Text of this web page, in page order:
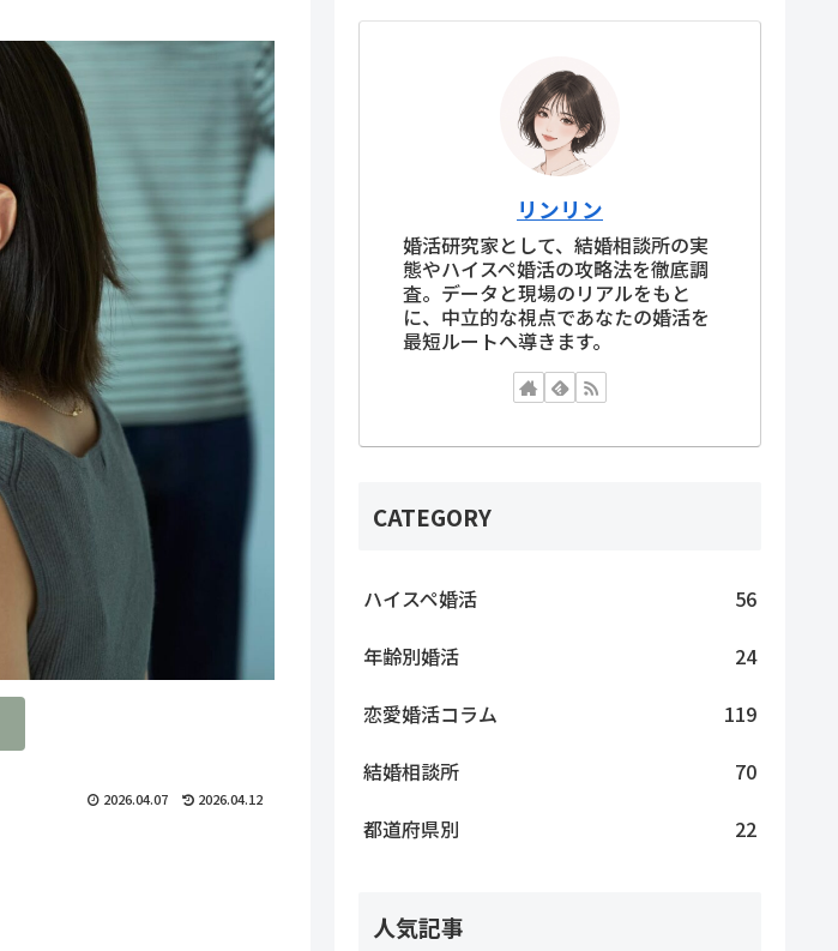
2026.04.07 2026.04.12
リンリン
婚活研究家として、結婚相談所の実
態やハイスペ婚活の攻略法を徹底調
査。データと現場のリアルをもと
に、中立的な視点であなたの婚活を
最短ルートへ導きます。
CATEGORY
ハイスペ婚活
56
年齢別婚活
24
恋愛婚活コラム
119
結婚相談所
70
都道府県別
22
人気記事